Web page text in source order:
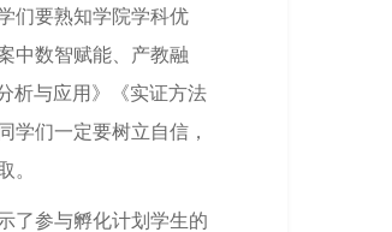
们要熟知学院学科优
中数智赋能、产教融
析与应用》《实证方法
学们一定要树立自信，
。
了参与孵化计划学生的